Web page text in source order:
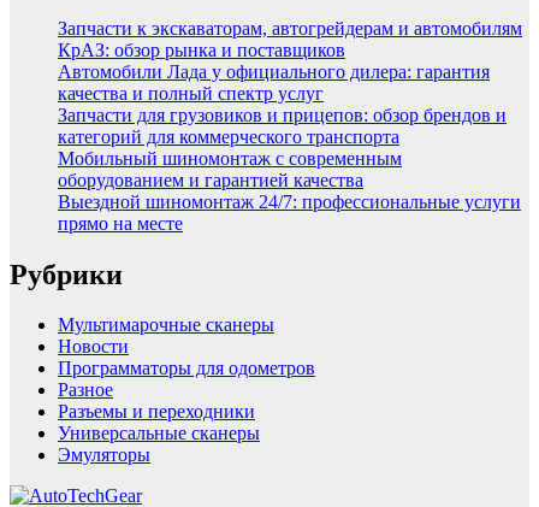
Запчасти к экскаваторам, автогрейдерам и автомобилям
КрАЗ: обзор рынка и поставщиков
Автомобили Лада у официального дилера: гарантия
качества и полный спектр услуг
Запчасти для грузовиков и прицепов: обзор брендов и
категорий для коммерческого транспорта
Мобильный шиномонтаж с современным
оборудованием и гарантией качества
Выездной шиномонтаж 24/7: профессиональные услуги
прямо на месте
Рубрики
Мультимарочные сканеры
Новости
Программаторы для одометров
Разное
Разъемы и переходники
Универсальные сканеры
Эмуляторы